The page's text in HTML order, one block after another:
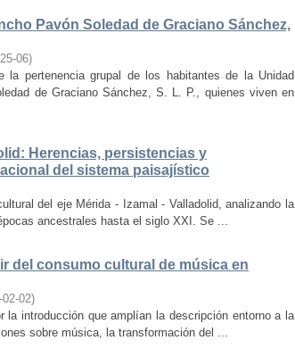
Pavón Soledad de Graciano Sánchez,
06)
pertenencia grupal de los habitantes de la Unidad
de Graciano Sánchez, S. L. P., quienes viven en
Herencias, persistencias y
del sistema paisajístico
del eje Mérida - Izamal - Valladolid, analizando la
ancestrales hasta el siglo XXI. Se ...
del consumo cultural de música en
02-02)
la introducción que amplían la descripción entorno a la
sobre música, la transformación del ...